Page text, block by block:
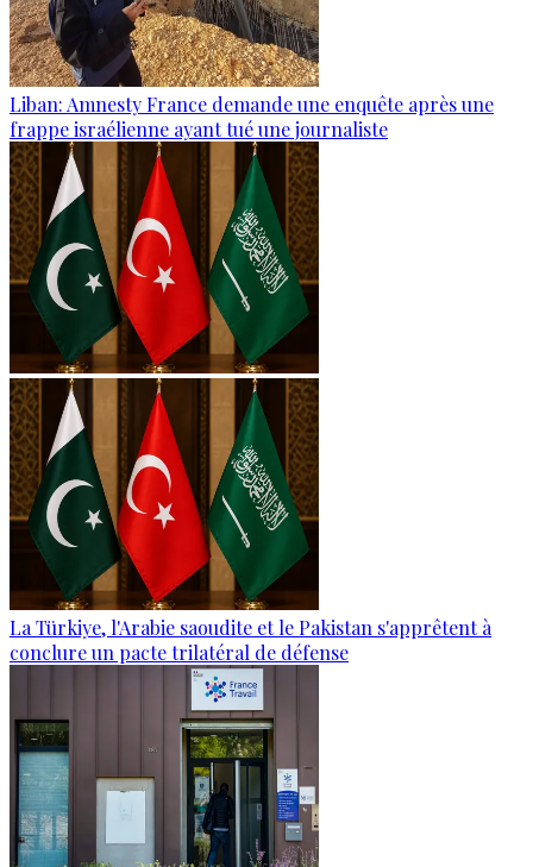
Liban: Amnesty France demande une enquête après une
frappe israélienne ayant tué une journaliste
La Türkiye, l'Arabie saoudite et le Pakistan s'apprêtent à
conclure un pacte trilatéral de défense